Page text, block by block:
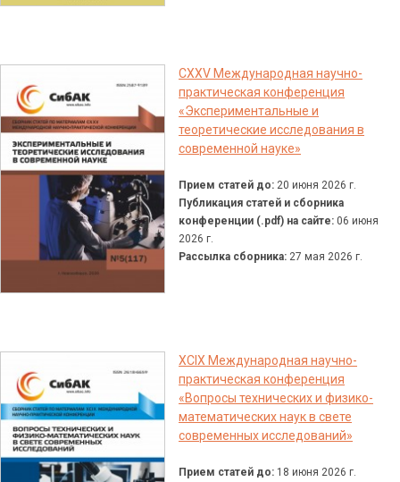
CXXV Международная научно-
практическая конференция
«Экспериментальные и
теоретические исследования в
современной науке»
Прием статей до: 20 июня 2026 г.
Публикация статей и сборника
конференции (.pdf) на сайте: 06 июня
2026 г.
Рассылка сборника: 27 мая 2026 г.
XCIX Международная научно-
практическая конференция
«Вопросы технических и физико-
математических наук в свете
современных исследований»
Прием статей до: 18 июня 2026 г.